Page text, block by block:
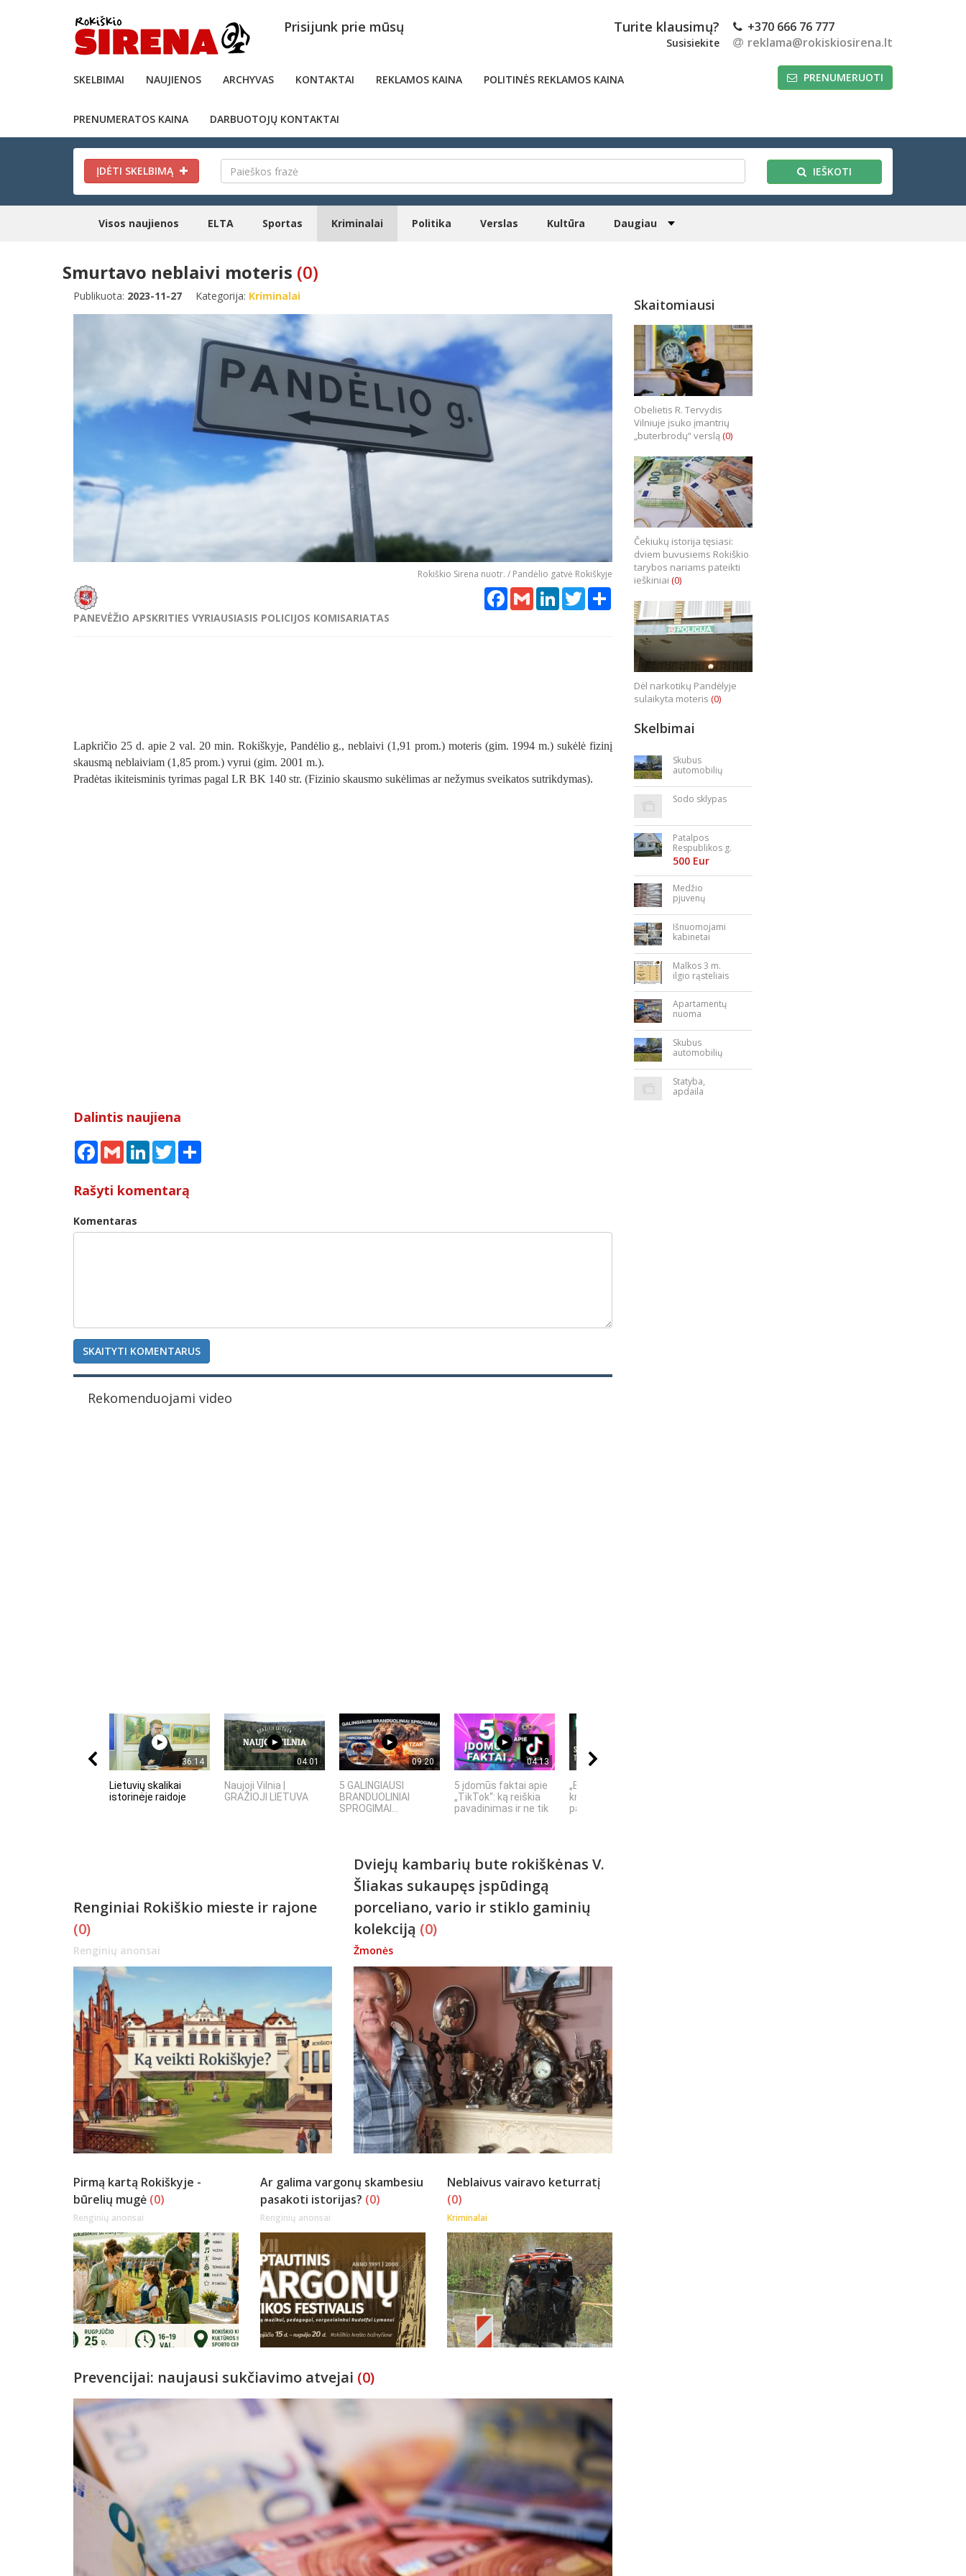
Prisijunk prie mūsų Turite klausimų?
Susisiekite
+370 666 76 777
reklama@rokiskiosirena.lt
SKELBIMAI NAUJIENOS ARCHYVAS KONTAKTAI REKLAMOS KAINA POLITINĖS REKLAMOS KAINA
PRENUMERATOS KAINA DARBUOTOJŲ KONTAKTAI
PRENUMERUOTI
ĮDĖTI SKELBIMĄ IEŠKOTI
Visos naujienos ELTA Sportas Kriminalai Politika Verslas Kultūra Daugiau
Smurtavo neblaivi moteris (0)
Publikuota: 2023-11-27 Kategorija: Kriminalai
Rokiškio Sirena nuotr. / Pandėlio gatvė Rokiškyje
PANEVĖŽIO APSKRITIES VYRIAUSIASIS POLICIJOS KOMISARIATAS
Facebook
GmailLinkedInTwitterShare
Lapkričio 25 d. apie 2 val. 20 min. Rokiškyje, Pandėlio g., neblaivi (1,91 prom.) moteris (gim. 1994 m.) sukėlė fizinį
skausmą neblaiviam (1,85 prom.) vyrui (gim. 2001 m.).
Pradėtas ikiteisminis tyrimas pagal LR BK 140 str. (Fizinio skausmo sukėlimas ar nežymus sveikatos sutrikdymas).
Dalintis naujiena
Facebook
Gmail LinkedInTwitter
Rašyti komentarą
Komentaras
SKAITYTI KOMENTARUS
Rekomenduojami video
36:14
Lietuvių skalikai
istorinėje raidoje
04:01
Naujoji Vilnia |
GRAŽIOJI LIETUVA
09:20
5 GALINGIAUSI
BRANDUOLINIAI
SPROGIMAI...
04:13
5 įdomūs faktai apie
„TikTok“: ką reiškia
pavadinimas ir ne tik
„Bręstantis blogis“ –
kriminalinis serialas
pakeitęs televizijos...
Renginiai Rokiškio mieste ir rajone
(0)
Renginių anonsai
Dviejų kambarių bute rokiškėnas V.
Šliakas sukaupęs įspūdingą
porceliano, vario ir stiklo gaminių
kolekciją (0)
Žmonės
Pirmą kartą Rokiškyje -
būrelių mugė (0)
Renginių anonsai
Ar galima vargonų skambesiu
pasakoti istorijas? (0)
Renginių anonsai
Neblaivus vairavo keturratį
(0)
Kriminalai
Prevencijai: naujausi sukčiavimo atvejai (0)
Skaitomiausi
Obelietis R. Tervydis
Vilniuje įsuko įmantrių
„buterbrodų“ verslą (0)
Čekiukų istorija tęsiasi:
dviem buvusiems Rokiškio
tarybos nariams pateikti
ieškiniai (0)
Dėl narkotikų Pandėlyje
sulaikyta moteris (0)
Skelbimai
Skubus
automobilių
Sodo sklypas
Patalpos
Respublikos g.
23
500 Eur
Medžio
pjuvenų
briketai
Išnuomojami
kabinetai
bės aikštėje
Malkos 3 m.
ilgio rąsteliais
Apartamentų
nuoma
Skubus
automobilių
Statyba,
apdaila